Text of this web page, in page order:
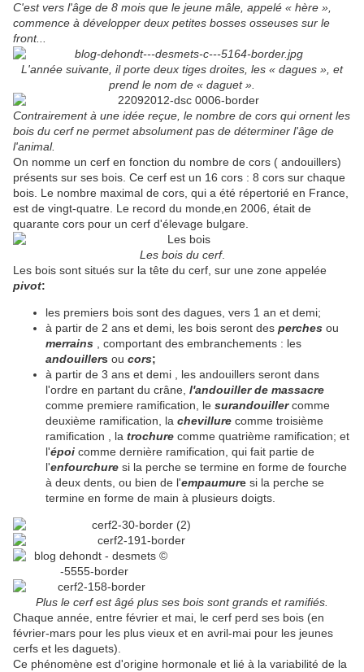
C'est vers l'âge de 8 mois que le jeune mâle, appelé « hère »,
commence à développer deux petites bosses osseuses sur le
front...
L'année suivante, il porte deux tiges droites, les « dagues », et
prend le nom de « daguet ».
Contrairement à une idée reçue, le nombre de cors qui ornent les
bois du cerf ne permet absolument pas de déterminer l'âge de
l'animal.
On nomme un cerf en fonction du nombre de cors ( andouillers)
présents sur ses bois. Ce cerf est un 16 cors : 8 cors sur chaque
bois. Le nombre maximal de cors, qui a été répertorié en France,
est de vingt-quatre. Le record du monde,en 2006, était de
quarante cors pour un cerf d'élevage bulgare.
Les bois du cerf.
Les bois sont situés sur la tête du cerf, sur une zone appelée
pivot:
les premiers bois sont des dagues, vers 1 an et demi;
à partir de 2 ans et demi, les bois seront des perches ou
merrains , comportant des embranchements : les
andouillers ou cors;
à partir de 3 ans et demi , les andouillers seront dans
l'ordre en partant du crâne, l'andouiller de massacre
comme premiere ramification, le surandouillercomme
deuxième ramification, la chevillure comme troisième
ramification , la trochure comme quatrième ramification; et
l'époi comme dernière ramification, qui fait partie de
l'enfourchure si la perche se termine en forme de fourche
à deux dents, ou bien de l'empaumure si la perche se
termine en forme de main à plusieurs doigts.
Plus le cerf est âgé plus ses bois sont grands et ramifiés.
Chaque année, entre février et mai, le cerf perd ses bois (en
février-mars pour les plus vieux et en avril-mai pour les jeunes
cerfs et les daguets).
Ce phénomène est d'origine hormonale et lié à la variabilité de la